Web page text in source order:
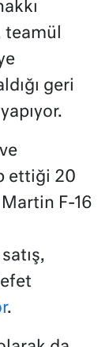
teamül
geri
ettiği 20
F-16
.